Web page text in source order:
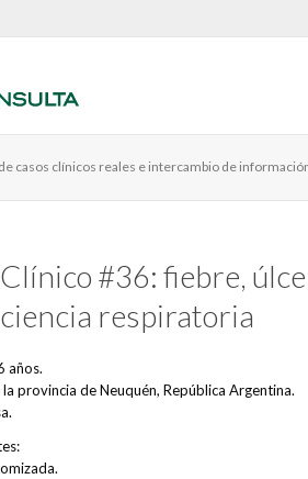
casos clínicos reales e intercambio de
#36: fiebre,
respiratoria
años.
provincia de Neuquén, República Argentina.